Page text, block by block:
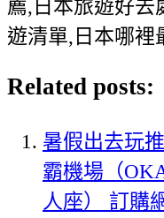
薦,日本旅遊好去
遊清單,日本哪裡
Related posts:
暑假出去玩
霸機場（
人座） 訂購